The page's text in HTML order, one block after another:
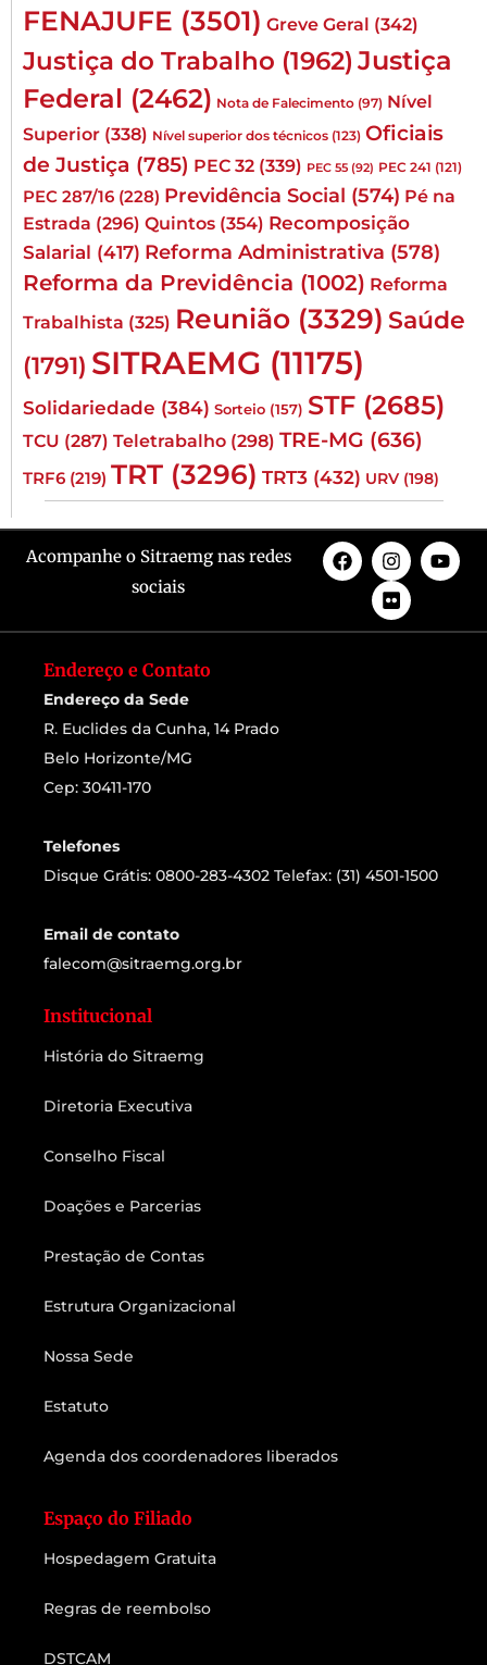
FENAJUFE (3501) Greve Geral (342)
Justiça do Trabalho (1962) Justiça
Federal (2462) Nota de Falecimento (97) Nível
Superior (338) Nível superior dos técnicos (123) Oficiais
de Justiça (785) PEC 32 (339) PEC 55 (92) PEC 241 (121)
PEC 287/16 (228) Previdência Social (574) Pé na
Estrada (296) Quintos (354) Recomposição
Salarial (417) Reforma Administrativa (578)
Reforma da Previdência (1002) Reforma
Trabalhista (325) Reunião (3329) Saúde
(1791) SITRAEMG (11175)
Solidariedade (384) Sorteio (157) STF (2685)
TCU (287) Teletrabalho (298) TRE-MG (636)
TRF6 (219) TRT (3296) TRT3 (432) URV (198)
Acompanhe o Sitraemg nas redes
sociais
Endereço e Contato
Endereço da Sede
R. Euclides da Cunha, 14 Prado
Belo Horizonte/MG
Cep: 30411-170
Telefones
Disque Grátis: 0800-283-4302 Telefax: (31) 4501-1500
Email de contato
falecom@sitraemg.org.br
Institucional
História do Sitraemg
Diretoria Executiva
Conselho Fiscal
Doações e Parcerias
Prestação de Contas
Estrutura Organizacional
Nossa Sede
Estatuto
Agenda dos coordenadores liberados
Espaço do Filiado
Hospedagem Gratuita
Regras de reembolso
DSTCAM